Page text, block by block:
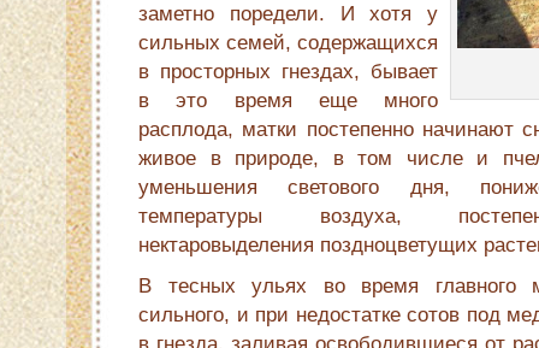
заметно поредели. И хотя у
сильных семей, содержащихся
в просторных гнез­дах, бывает
в это время еще много
расплода, матки постепен­но начинают
живое в природе, в том числе и
уменьшения светового дня,
температуры воздуха,
нектаровыделения поздноцветущих
В тесных ульях во время главного
сильного, и при недостатке сотов под
в гнезда, заливая освободившиеся от